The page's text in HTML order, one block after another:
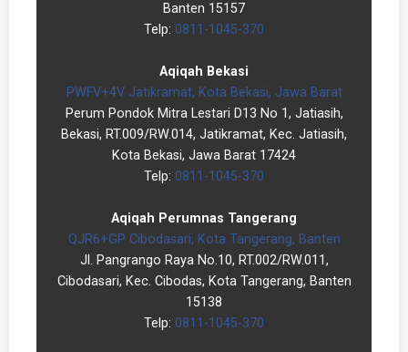
Banten 15157
Telp: 0811-1045-370
Aqiqah Bekasi
PWFV+4V Jatikramat, Kota Bekasi, Jawa Barat
Perum Pondok Mitra Lestari D13 No 1, Jatiasih,
Bekasi, RT.009/RW.014, Jatikramat, Kec. Jatiasih,
Kota Bekasi, Jawa Barat 17424
Telp: 0811-1045-370
Aqiqah Perumnas Tangerang
QJR6+GP Cibodasari, Kota Tangerang, Banten
Jl. Pangrango Raya No.10, RT.002/RW.011,
Cibodasari, Kec. Cibodas, Kota Tangerang, Banten
15138
Telp: 0811-1045-370